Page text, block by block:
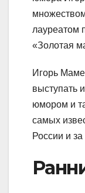
лауреатом
«Золотая
Игорь
выступать
юмором и
самых
России и